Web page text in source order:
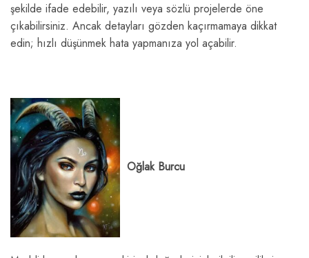
şekilde ifade edebilir, yazılı veya sözlü projelerde öne
çıkabilirsiniz. Ancak detayları gözden kaçırmamaya dikkat
edin; hızlı düşünmek hata yapmanıza yol açabilir.
Oğlak Burcu